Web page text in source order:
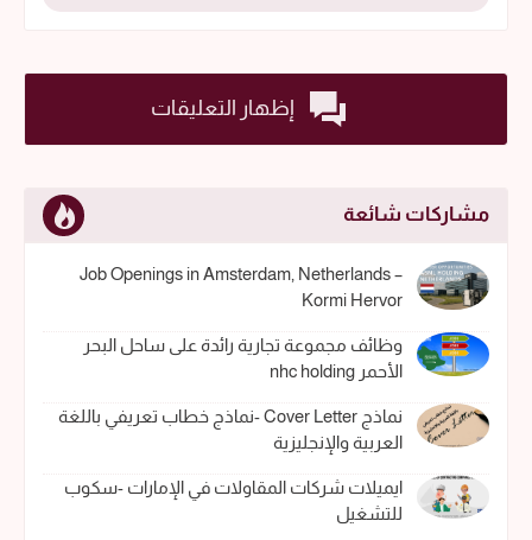
إظهار التعليقات
مشاركات شائعة
Job Openings in Amsterdam, Netherlands –
Kormi Hervor
وظائف مجموعة تجارية رائدة على ساحل البحر
الأحمر nhc holding
نماذج Cover Letter -نماذج خطاب تعريفي باللغة
العربية والإنجليزية
ايميلات شركات المقاولات في الإمارات -سكوب
للتشغيل